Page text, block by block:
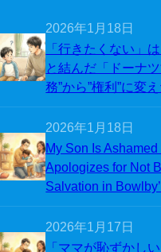
2026年1月18日
「行きたくない」
と結んだ「ドーナ
務”から”権利”に変
2026年1月18日
My Son Is
Apologizes for Not
Salvation in
2026年1月17日
「ママが恥ずかし